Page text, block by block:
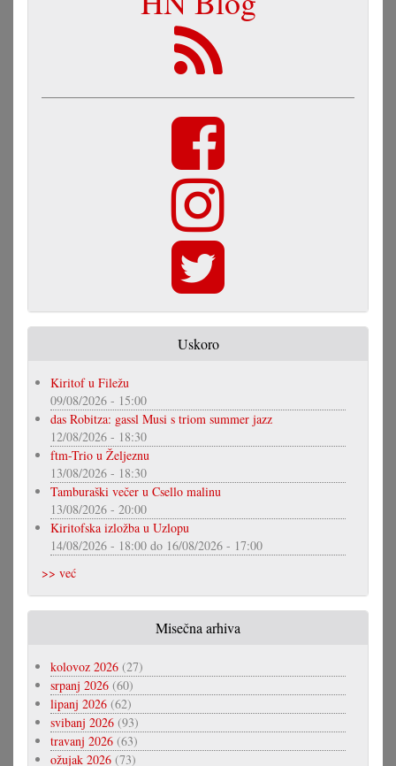
Uskoro
Kiritof u Filežu
09/08/2026 - 15:00
das Robitza: gassl Musi s triom summer jazz
12/08/2026 - 18:30
ftm-Trio u Željeznu
13/08/2026 - 18:30
Tamburaški večer u Csello malinu
13/08/2026 - 20:00
Kiritofska izložba u Uzlopu
14/08/2026 - 18:00 do 16/08/2026 - 17:00
>> već
Misečna arhiva
kolovoz 2026 (27)
srpanj 2026 (60)
lipanj 2026 (62)
svibanj 2026 (93)
travanj 2026 (63)
ožujak 2026 (73)